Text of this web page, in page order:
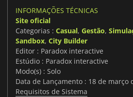
INFORMAÇÕES TÉCNICAS
Site oficial
Categorias : Casual, Gestão,
Sandbox, City Builder
Editor : Paradox interactive
Estúdio : Paradox interactive
Modo(s) : Solo
Data de Lançamento : 18 de março
Requisitos de Sistema